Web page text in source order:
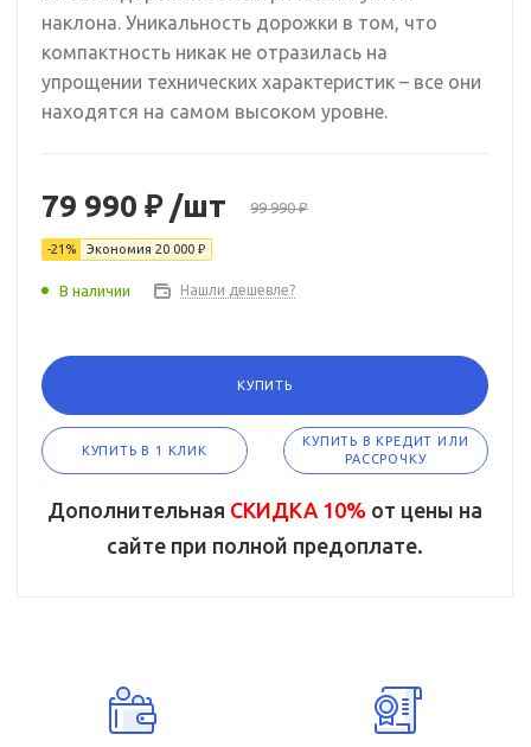
наклона. Уникальность дорожки в том, что
компактность никак не отразилась на
упрощении технических характеристик – все они
находятся на самом высоком уровне.
79 990 ₽/шт 99 990 ₽
-21% Экономия 20 000 ₽
В наличии Нашли дешевле?
КУПИТЬ
КУПИТЬ В 1 КЛИК
КУПИТЬ В КРЕДИТ ИЛИ
РАССРОЧКУ
Дополнительная СКИДКА 10% от цены на
сайте при полной предоплате.